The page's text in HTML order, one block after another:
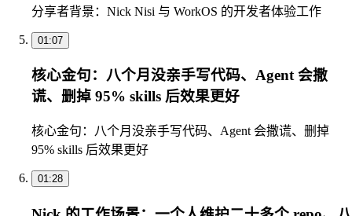
分享者背景：Nick Nisi 与 WorkOS 的开发者体验工作
01:07
核心金句：八个月没亲手写代码、Agent 会撒
谎、删掉 95% skills 后效果更好
核心金句：八个月没亲手写代码、Agent 会撒谎、删掉
95% skills 后效果更好
01:28